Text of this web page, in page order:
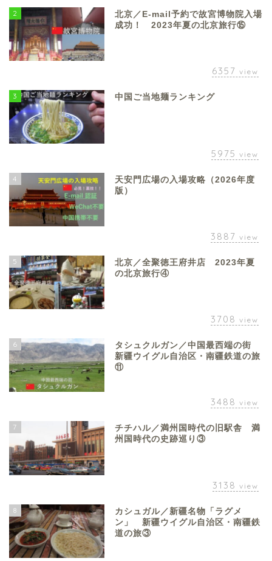
2
北京／E-mail予約で故宮博物院入場
成功！ 2023年夏の北京旅行⑮
6357 view
3 中国ご当地麺ランキング
5975 view
4
天安門広場の入場攻略（2026年度
版）
3887 view
5
北京／全聚徳王府井店 2023年夏
の北京旅行④
3708 view
6
タシュクルガン／中国最西端の街
新疆ウイグル自治区・南疆鉄道の旅
⑪
3488 view
7
チチハル／満州国時代の旧駅舎 満
州国時代の史跡巡り③
3138 view
8
カシュガル／新疆名物「ラグメ
ン」 新疆ウイグル自治区・南疆鉄
道の旅③